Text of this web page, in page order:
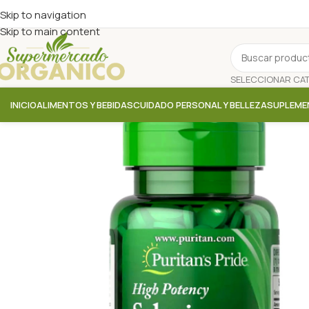
Skip to navigation
Skip to main content
INICIOALIMENTOS Y BEBIDASCUIDADO PERSONAL Y BELLEZA